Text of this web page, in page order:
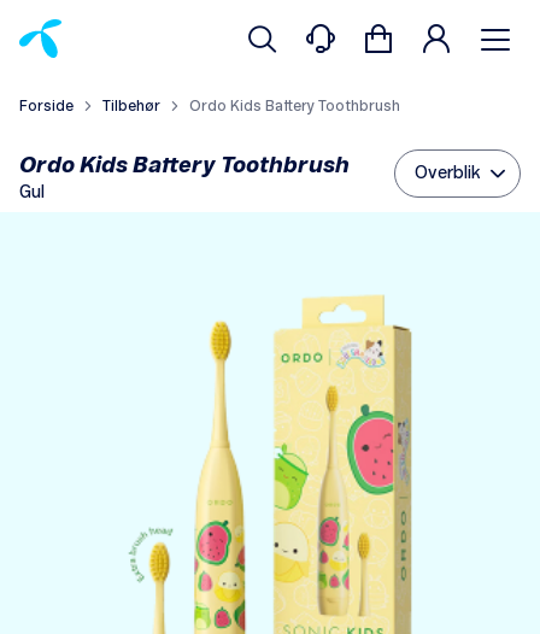
Forside Tilbehør Ordo Kids Battery Toothbrush
Ordo Kids Battery Toothbrush
Gul
Overblik